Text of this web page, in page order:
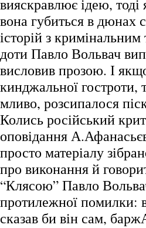
вияскравлює ідею, тоді
вона губиться в дюнах
історій з
доти Павло Вольвач
висловив прозою. І
кинджальної гостроти,
мливо, розсипалося
Колись російський
оповідання
просто матеріалу
про виконання й
“Клясою” Павло
протилежної помилки:
сказав би він сам,